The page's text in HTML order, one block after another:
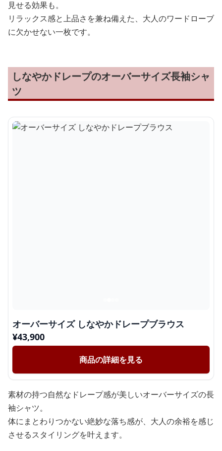
見せる効果も。
リラックス感と上品さを兼ね備えた、大人のワードローブ
に欠かせない一枚です。
しなやかドレープのオーバーサイズ長袖シャ
ツ
オーバーサイズ しなやかドレープブラウス
¥43,900
商品の詳細を見る
素材の持つ自然なドレープ感が美しいオーバーサイズの長
袖シャツ。
体にまとわりつかない絶妙な落ち感が、大人の余裕を感じ
させるスタイリングを叶えます。